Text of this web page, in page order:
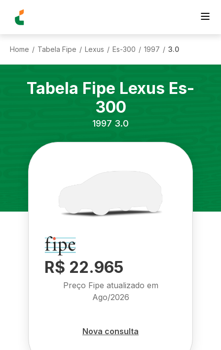
Home / Tabela Fipe / Lexus / Es-300 / 1997 / 3.0
Tabela Fipe Lexus Es-
300
1997 3.0
R$ 22.965
Preço Fipe atualizado em
Ago/2026
Nova consulta